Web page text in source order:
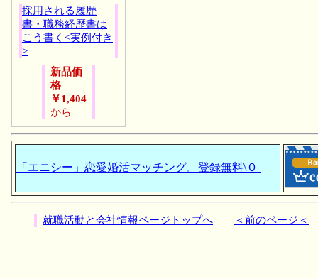
採用される履歴
書・職務経歴書は
こう書く<実例付き
>
新品価
格
￥1,404
から
「エニシー」恋愛婚活マッチング。登録無料\０
就職活動と会社情報ページトップへ ＜前のページ＜